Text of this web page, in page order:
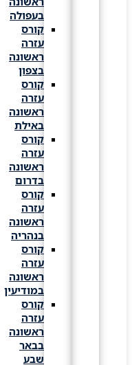
בעפולה
קורס
עזרה
ראשונה
בצפון
קורס
עזרה
ראשונה
באילת
קורס
עזרה
ראשונה
בדרום
קורס
עזרה
ראשונה
בנהריה
קורס
עזרה
ראשונה
במודיעין
קורס
עזרה
ראשונה
בבאר